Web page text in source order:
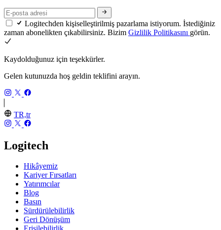
Logitechden kişiselleştirilmiş pazarlama istiyorum. İstediğiniz
zaman abonelikten çıkabilirsiniz. Bizim Gizlilik Politikasını görün.
Kaydolduğunuz için teşekkürler.
Gelen kutunuzda hoş geldin teklifini arayın.
TR,tr
Logitech
Hikâyemiz
Kariyer Fırsatları
Yatırımcılar
Blog
Basın
Sürdürülebilirlik
Geri Dönüşüm